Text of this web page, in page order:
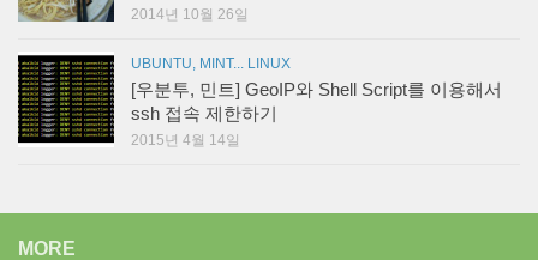
2014년 10월 26일
UBUNTU, MINT... LINUX
[우분투, 민트] GeoIP와 Shell Script를 이용해서
ssh 접속 제한하기
2015년 4월 14일
MORE